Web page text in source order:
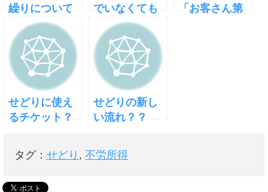
繰りについて
考える
でいなくても
確定申告しよ
う
「お客さん第
せどりに使え
るチケット？
せどりの新し
い流れ？？
タグ： せどり , 不労所得